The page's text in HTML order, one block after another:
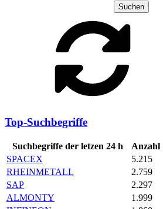
Suchen
Top-Suchbegriffe
Suchbegriffe der letzen 24 h
Anzahl
SPACEX
5.215
RHEINMETALL
2.759
SAP
2.297
ALMONTY
1.999